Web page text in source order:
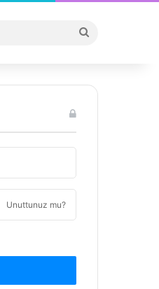
...
Unuttunuz mu?